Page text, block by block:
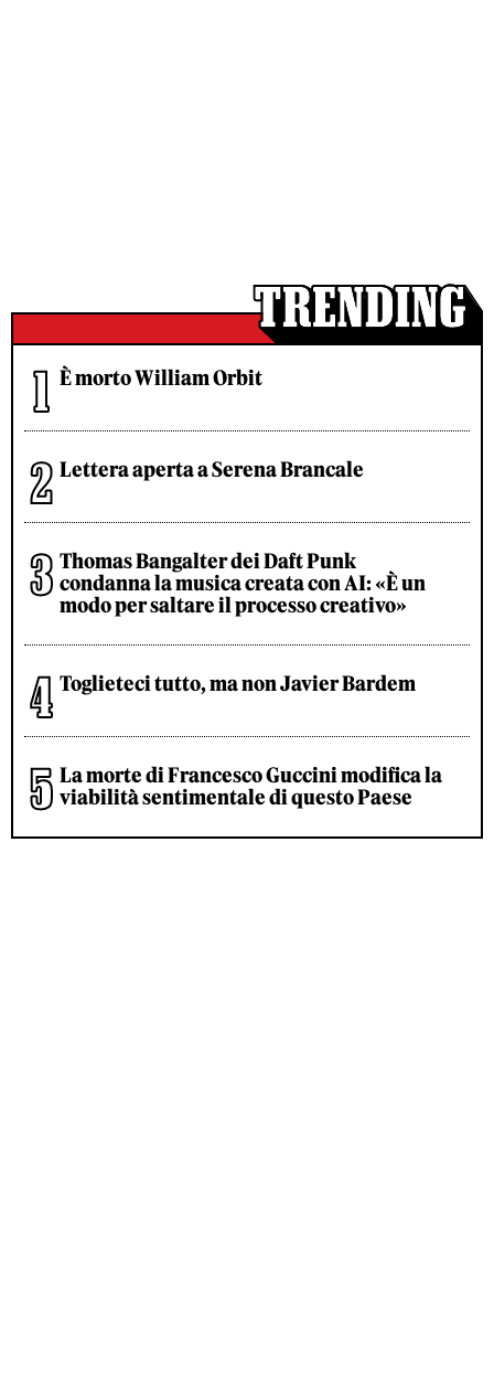
È morto William Orbit
Lettera aperta a Serena Brancale
Thomas Bangalter dei Daft Punk
condanna la musica creata con AI: «È un
modo per saltare il processo creativo»
Toglieteci tutto, ma non Javier Bardem
La morte di Francesco Guccini modifica la
viabilità sentimentale di questo Paese